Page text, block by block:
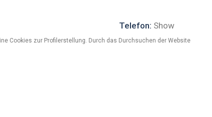
Telefon: Show
Website: Show
Cookies zur Profilerstellung. Durch das Durchsuchen der Website